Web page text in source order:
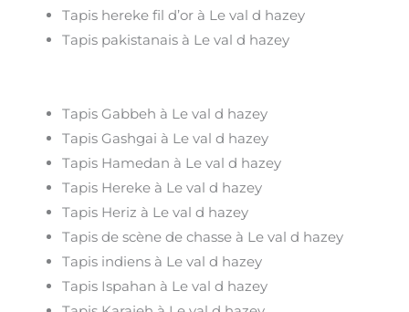
Tapis hereke fil d’or à Le val d hazey
Tapis pakistanais à Le val d hazey
Tapis Gabbeh à Le val d hazey
Tapis Gashgai à Le val d hazey
Tapis Hamedan à Le val d hazey
Tapis Hereke à Le val d hazey
Tapis Heriz à Le val d hazey
Tapis de scène de chasse à Le val d hazey
Tapis indiens à Le val d hazey
Tapis Ispahan à Le val d hazey